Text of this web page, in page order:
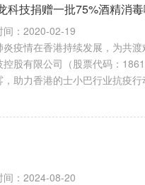
科技捐赠一批75%酒精消
间：2020-02-19
炎疫情在香港持续发展，为共
控股有限公司（股票代码：
，助力香港的士小巴行业抗疫行
间：2024-08-20